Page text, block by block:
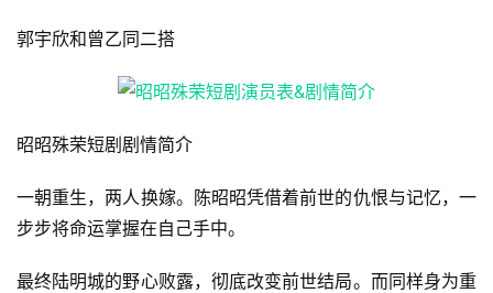
郭宇欣和曾乙同二搭
昭昭殊荣短剧剧情简介
一朝重生，两人换嫁。陈昭昭凭借着前世的仇恨与记忆，一
步步将命运掌握在自己手中。
最终陆明城的野心败露，彻底改变前世结局。而同样身为重